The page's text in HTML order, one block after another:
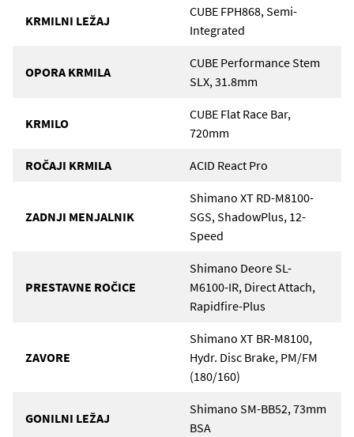
KRMILNI LEŽAJ
CUBE FPH868, Semi-
Integrated
OPORA KRMILA
CUBE Performance Stem
SLX, 31.8mm
KRMILO
CUBE Flat Race Bar,
720mm
ROČAJI KRMILA ACID React Pro
ZADNJI MENJALNIK
Shimano XT RD-M8100-
SGS, ShadowPlus, 12-
Speed
PRESTAVNE ROČICE
Shimano Deore SL-
M6100-IR, Direct Attach,
Rapidfire-Plus
ZAVORE
Shimano XT BR-M8100,
Hydr. Disc Brake, PM/FM
(180/160)
GONILNI LEŽAJ
Shimano SM-BB52, 73mm
BSA